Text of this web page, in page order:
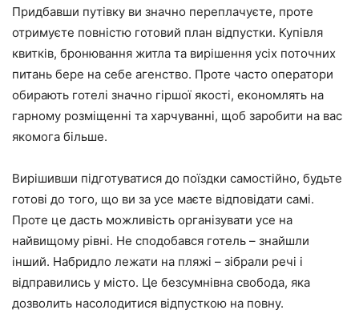
Придбавши путівку ви значно переплачуєте, проте
отримуєте повністю готовий план відпустки. Купівля
квитків, бронювання житла та вирішення усіх поточних
питань бере на себе агенство. Проте часто оператори
обирають готелі значно гіршої якості, економлять на
гарному розміщенні та харчуванні, щоб заробити на вас
якомога більше.
Вирішивши підготуватися до поїздки самостійно, будьте
готові до того, що ви за усе маєте відповідати самі.
Проте це дасть можливість організувати усе на
найвищому рівні. Не сподобався готель – знайшли
інший. Набридло лежати на пляжі – зібрали речі і
відправились у місто. Це безсумнівна свобода, яка
дозволить насолодитися відпусткою на повну.